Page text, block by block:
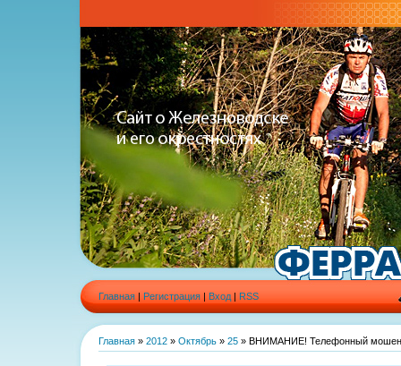
Главная | Регистрация | Вход | RSS
Главная » 2012 » Октябрь » 25 » ВНИМАНИЕ! Телефонный